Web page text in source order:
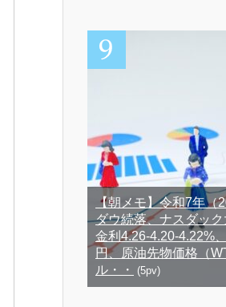
【朝メモ】令和7年（
ダウ続落、ナスダッ
金利4.26-4.20-4.22%
円、原油先物価格（
ル・・
(5pv)